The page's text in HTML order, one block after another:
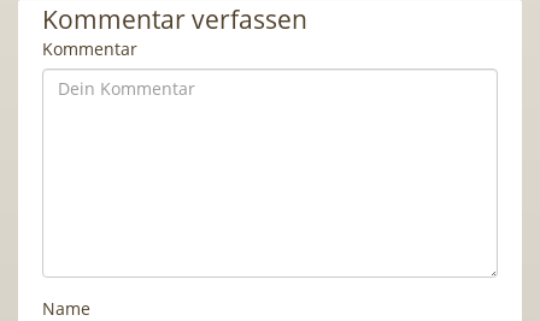
Kommentar verfassen
Kommentar
Name